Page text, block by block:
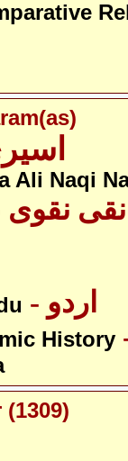
Ali Naqi
- اردو
History
(1309)